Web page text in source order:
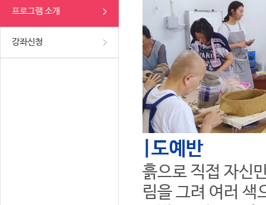
프로그램 소개
강좌신청
|도예반
흙으로 직접 자신
림을 그려 여러 색